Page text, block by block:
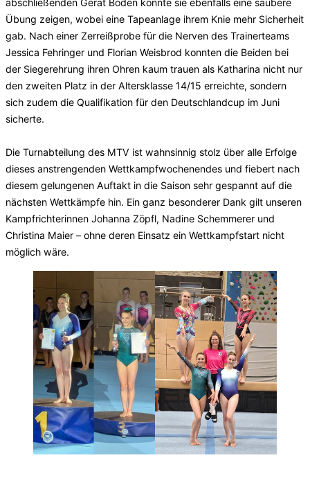
abschließenden Gerät Boden konnte sie ebenfalls eine saubere
Übung zeigen, wobei eine Tapeanlage ihrem Knie mehr Sicherheit
gab. Nach einer Zerreißprobe für die Nerven des Trainerteams
Jessica Fehringer und Florian Weisbrod konnten die Beiden bei
der Siegerehrung ihren Ohren kaum trauen als Katharina nicht nur
den zweiten Platz in der Altersklasse 14/15 erreichte, sondern
sich zudem die Qualifikation für den Deutschlandcup im Juni
sicherte.
Die Turnabteilung des MTV ist wahnsinnig stolz über alle Erfolge
dieses anstrengenden Wettkampfwochenendes und fiebert nach
diesem gelungenen Auftakt in die Saison sehr gespannt auf die
nächsten Wettkämpfe hin. Ein ganz besonderer Dank gilt unseren
Kampfrichterinnen Johanna Zöpfl, Nadine Schemmerer und
Christina Maier – ohne deren Einsatz ein Wettkampfstart nicht
möglich wäre.